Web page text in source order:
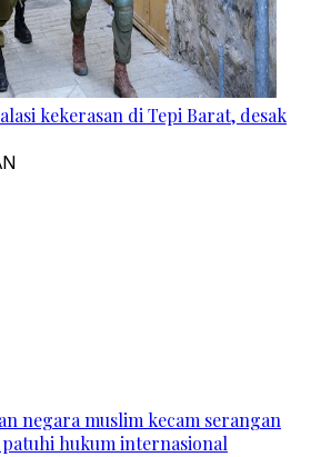
kekerasan di Tepi Barat, desak
negara muslim kecam serangan
patuhi hukum internasional